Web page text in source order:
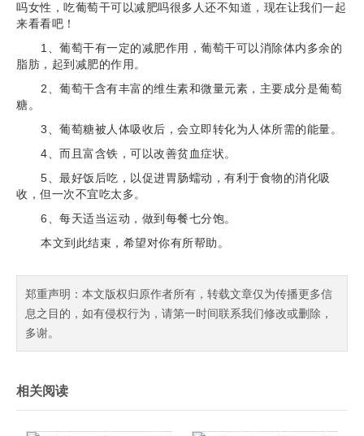
吗女性，吃葡萄干可以减肥吗很多人还不知道，现在让我们一起
来看看吧！
1、葡萄干有一定的减肥作用，葡萄干可以消除体内多余的
脂肪，起到减肥的作用。
2、葡萄干含有丰富的维生素和微量元素，主要成分是葡萄
糖。
3、葡萄糖被人体吸收后，会立即转化为人体所需的能量。
4、而且富含铁，可以改善贫血症状。
5、最好饭后吃，以促进胃肠蠕动，有利于食物的消化吸
收，但一次不宜吃太多。
6、每天适当运动，做到每餐七分饱。
本文到此结束，希望对你有所帮助。
郑重声明：本文版权归原作者所有，转载文章仅为传播更多信
息之目的，如有侵权行为，请第一时间联系我们修改或删除，
多谢。
相关阅读